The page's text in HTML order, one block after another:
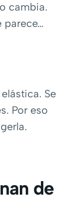
cambia.
parece…
Se
Por eso
de